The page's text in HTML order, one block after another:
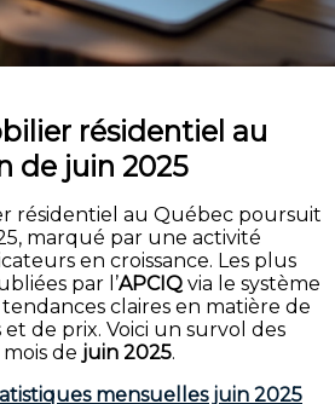
résidentiel au
de juin 2025
résidentiel au Québec poursuit
marqué par une activité
en croissance. Les plus
par l’APCIQ via le système
claires en matière de
et de prix. Voici un survol des
de juin 2025.
mensuelles juin 2025